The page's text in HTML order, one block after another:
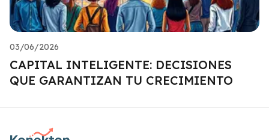
03/06/2026
CAPITAL INTELIGENTE: DECISIONES
QUE GARANTIZAN TU CRECIMIENTO